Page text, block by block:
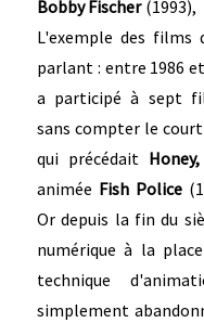
Bobby Fischer(1993),
L'exemple des films
parlant : entre 1986
a participé à sept
sans compter le
qui précédait
animée Fish Police
Or depuis la fin du
numérique à la
technique
simplement